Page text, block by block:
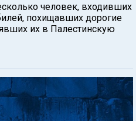
человек, входивших
похищавших дорогие
их в Палестинскую